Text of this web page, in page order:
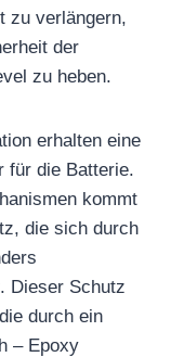
zu verlängern,
der
zu heben.
erhalten eine
für die Batterie.
kommt
die sich durch
Dieser Schutz
durch ein
– Epoxy